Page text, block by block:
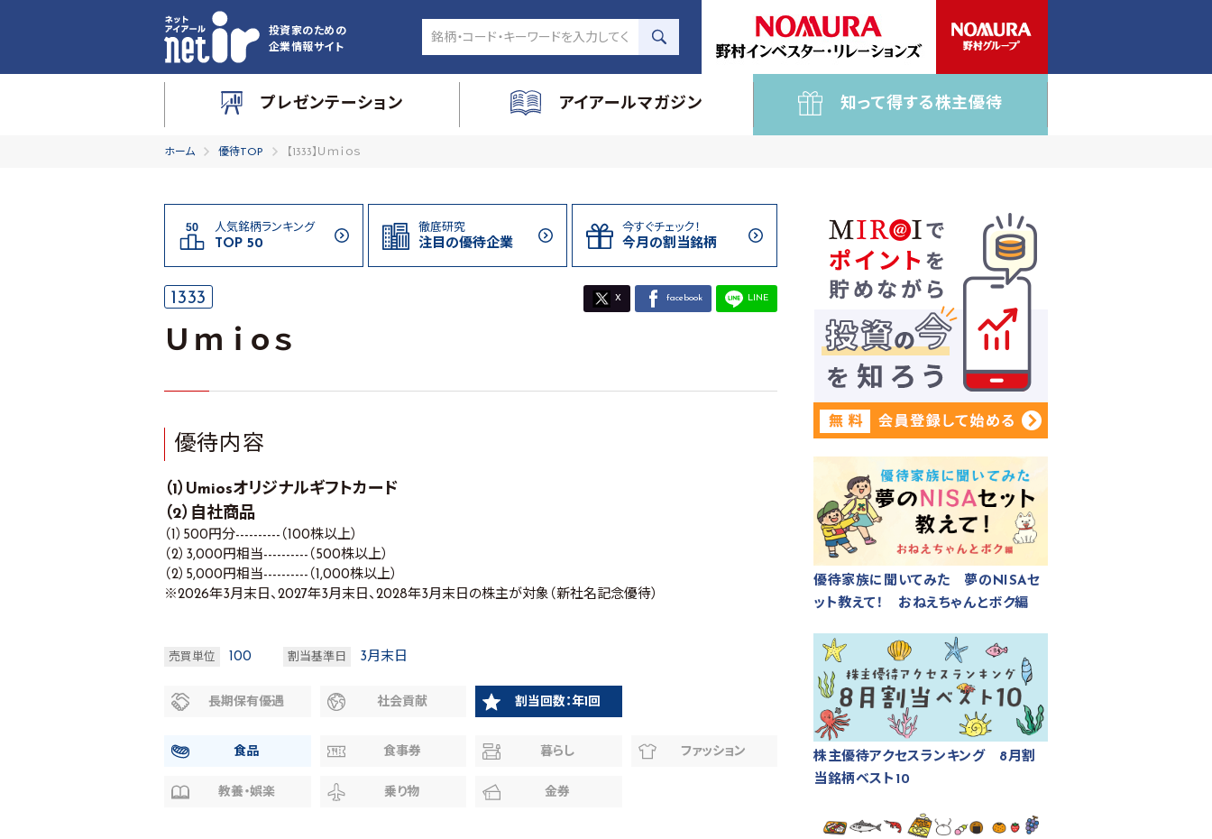
投資家のための
企業情報サイト
プレゼンテーション アイアールマガジン 知って得する株主優待
ホーム 優待TOP 【1333】Ｕｍｉｏｓ
人気銘柄ランキング
TOP 50
徹底研究
注目の優待企業
今すぐチェック！
今月の割当銘柄
1333 X facebook LINE
Ｕｍｉｏｓ
優待内容
（1）Umiosオリジナルギフトカード
（2）自社商品
（1）500円分----------（100株以上）
（2）3,000円相当----------（500株以上）
（2）5,000円相当----------（1,000株以上）
※2026年3月末日、2027年3月末日、2028年3月末日の株主が対象（新社名記念優待）
売買単位 100 割当基準日 3月末日
長期保有優遇 社会貢献 割当回数：年1回
食品 食事券 暮らし ファッション
教養・娯楽 乗り物 金券
優待家族に聞いてみた 夢のNISAセ
ット教えて！ おねえちゃんとボク編
株主優待アクセスランキング 8月割
当銘柄ベスト10